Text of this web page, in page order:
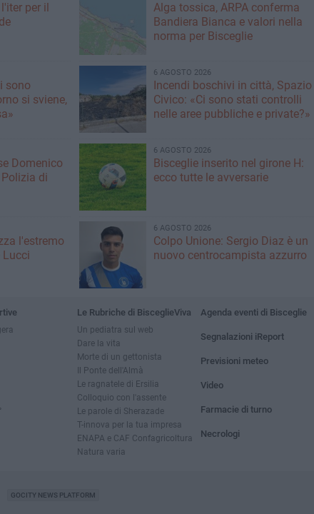
per il
Alga tossica, ARPA conferma
Bandiera Bianca e valori nella
norma per Bisceglie
sono
si sviene,
6 AGOSTO 2026
Incendi boschivi in città, Spazio
Civico: «Ci sono stati controlli
nelle aree pubbliche e private?»
Domenico
di
6 AGOSTO 2026
Bisceglie inserito nel girone H:
ecco tutte le avversarie
l'estremo
Lucci
6 AGOSTO 2026
Colpo Unione: Sergio Diaz è un
nuovo centrocampista azzurro
Le Rubriche di BisceglieViva
Un pediatra sul web
Dare la vita
Morte di un gettonista
Il Ponte dell'Almà
Le ragnatele di Ersilia
Colloquio con l'assente
Le parole di Sherazade
T-innova per la tua impresa
ENAPA e CAF Confagricoltura
Natura varia
Agenda eventi di Bisceglie
Segnalazioni iReport
Previsioni meteo
Video
Farmacie di turno
Necrologi
GOCITY NEWS PLATFORM